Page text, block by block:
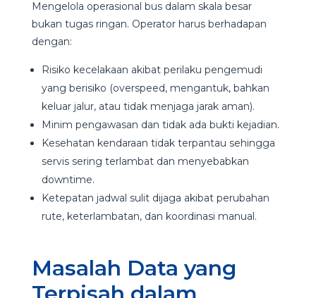
Mengelola operasional bus dalam skala besar
bukan tugas ringan. Operator harus berhadapan
dengan:
Risiko kecelakaan akibat perilaku pengemudi
yang berisiko (overspeed, mengantuk, bahkan
keluar jalur, atau tidak menjaga jarak aman).
Minim pengawasan dan tidak ada bukti kejadian.
Kesehatan kendaraan tidak terpantau sehingga
servis sering terlambat dan menyebabkan
downtime.
Ketepatan jadwal sulit dijaga akibat perubahan
rute, keterlambatan, dan koordinasi manual.
Masalah Data yang